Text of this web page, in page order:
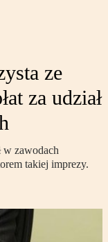
ze
za udział
w zawodach
takiej imprezy.